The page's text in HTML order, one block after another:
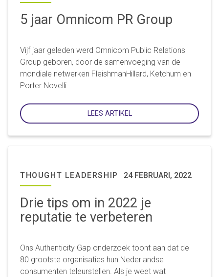
5 jaar Omnicom PR Group
Vijf jaar geleden werd Omnicom Public Relations
Group geboren, door de samenvoeging van de
mondiale netwerken FleishmanHillard, Ketchum en
Porter Novelli.
LEES ARTIKEL
THOUGHT LEADERSHIP | 24 FEBRUARI, 2022
Drie tips om in 2022 je
reputatie te verbeteren
Ons Authenticity Gap onderzoek toont aan dat de
80 grootste organisaties hun Nederlandse
consumenten teleurstellen. Als je weet wat